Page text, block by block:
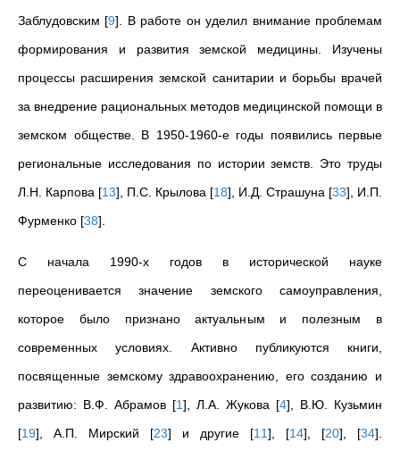
Заблудовским [9] . В работе он уделил внимание проблемам
формирования и развития земской медицины. Изучены
процессы расширения земской санитарии и борьбы врачей
за внедрение рациональных методов медицинской помощи в
земском обществе. В 1950-1960-е годы появились первые
региональные исследования по истории земств. Это труды
Л.Н. Карпова [13] , П.С. Крылова [18] , И.Д. Страшуна [33] , И.П.
Фурменко [38]
С начала 1990-х годов в исторической науке
переоценивается значение земского самоуправления,
которое было признано актуальным и полезным в
современных условиях. Активно публикуются книги,
посвященные земскому здравоохранению, его созданию и
развитию: В.Ф. Абрамов [1] , Л.А. Жукова [4] , В.Ю. Кузьмин
[19] , А.П. Мирский [23] и другие [11] [14] [20] [34]